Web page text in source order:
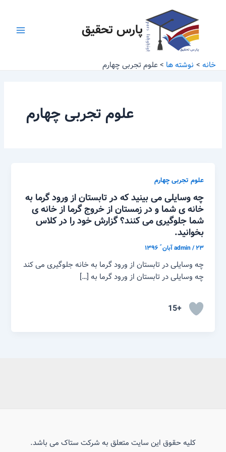
پارس تحقیق
خانه نوشته ها علوم تجربی چهارم
علوم تجربی چهارم
علوم تجربی چهارم
چه وسایلی می بینید که در تابستان از ورود گرما به
خانه ی شما و در زمستان از خروج گرما از خانه ی
شما جلوگیری می کنند؟ گزارش خود را در کلاس
بخوانید.
admin/۲۳ آبان ّ ۱۳۹۶
چه وسایلی در تابستان از ورود گرما به خانه جلوگیری می کند
چه وسایلی در تابستان از ورود گرما به […]
+15
کلیه حقوق این سایت متعلق به شرکت ستاک می باشد.